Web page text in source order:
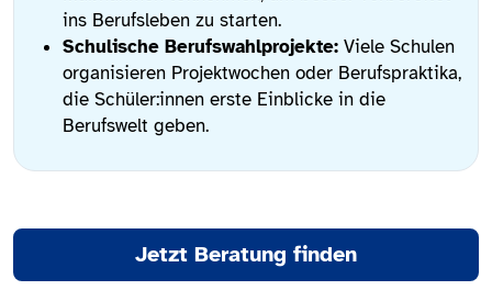
ins Berufsleben zu starten.
Schulische Berufswahlprojekte: Viele Schulen
organisieren Projektwochen oder Berufspraktika,
die Schüler:innen erste Einblicke in die
Berufswelt geben.
Jetzt Beratung finden